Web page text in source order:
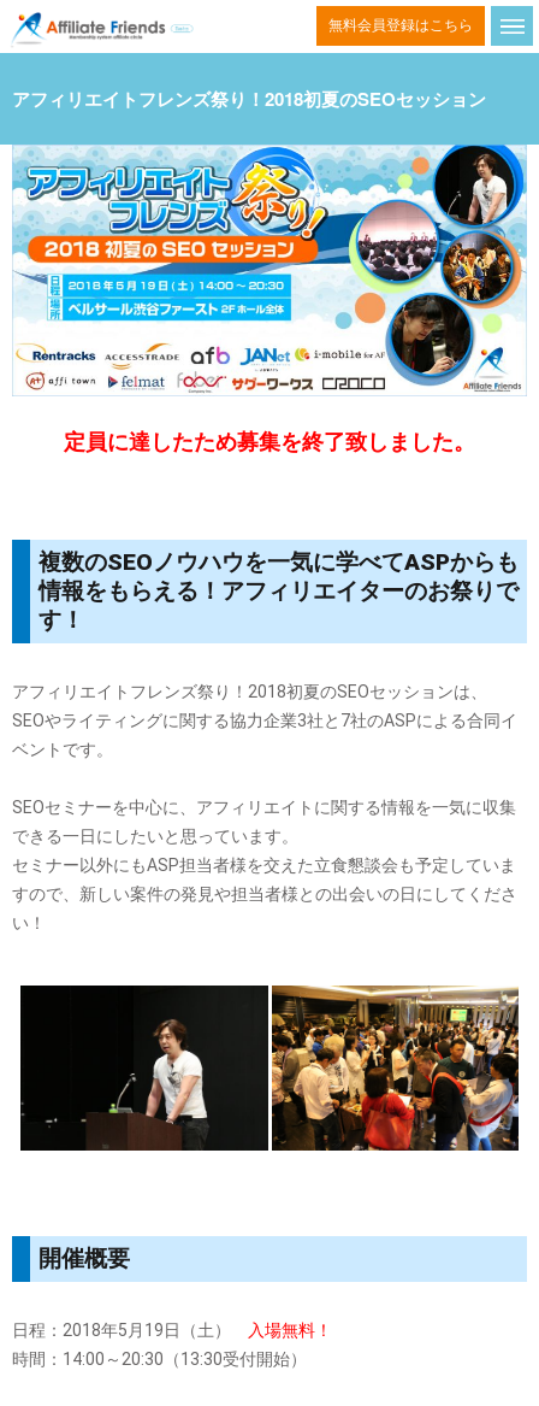
ン
ツ
へ
ス
キ
プ
無料会員登録はこちら
アフィリエイトフレンズ祭り！2018初夏のSEOセッション
定員に達したため募集を終了致しました。
複数のSEOノウハウを一気に学べてASPからも
情報をもらえる！アフィリエイターのお祭りで
す！
アフィリエイトフレンズ祭り！2018初夏のSEOセッションは、
SEOやライティングに関する協力企業3社と7社のASPによる合同イ
ベントです。
SEOセミナーを中心に、アフィリエイトに関する情報を一気に収集
できる一日にしたいと思っています。
セミナー以外にもASP担当者様を交えた立食懇談会も予定していま
すので、新しい案件の発見や担当者様との出会いの日にしてくださ
い！
開催概要
日程：2018年5月19日（土）
入場無料！
時間：14:00～20:30（13:30受付開始）